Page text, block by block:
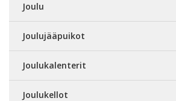
Joulu
Joulujääpuikot
Joulukalenterit
Joulukellot